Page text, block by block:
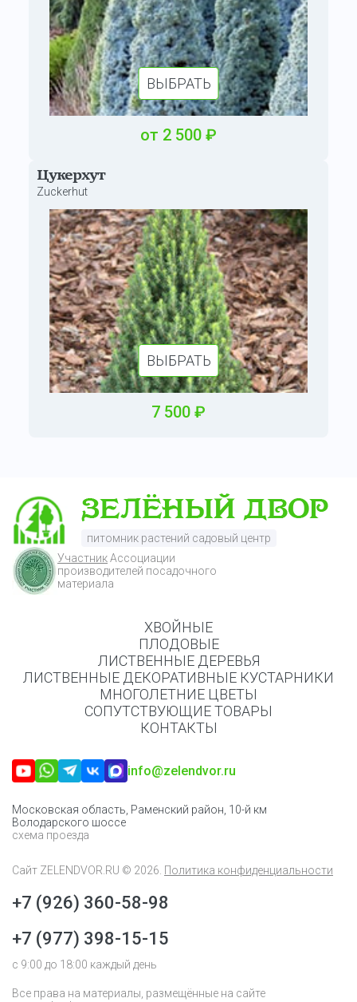
ВЫБРАТЬ
от 2 500 ₽
Цукерхут
Zuckerhut
ВЫБРАТЬ
7 500 ₽
питомник растений садовый центр
УчастникАссоциации
производителей посадочного
материала
ХВОЙНЫЕ
ПЛОДОВЫЕ
ЛИСТВЕННЫЕ ДЕРЕВЬЯ
ЛИСТВЕННЫЕ ДЕКОРАТИВНЫЕ КУСТАРНИКИ
МНОГОЛЕТНИЕ ЦВЕТЫ
СОПУТСТВУЮЩИЕ ТОВАРЫ
КОНТАКТЫ
info@zelendvor.ru
Московская область, Раменский район, 10-й км
Володарского шоссе
схема проезда
Сайт ZELENDVOR.RU © 2026. Политика конфиденциальности
+7 (926) 360-58-98
+7 (977) 398-15-15
с 9:00 до 18:00 каждый день
Все права на материалы, размещённые на сайте